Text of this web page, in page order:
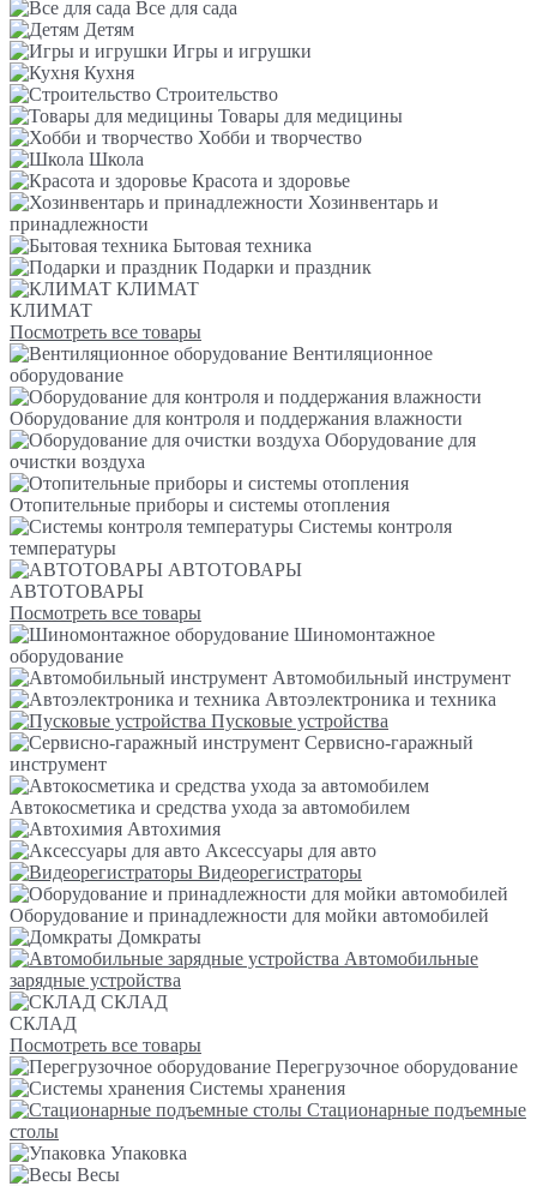
Все для сада
Детям
Игры и игрушки
Кухня
Строительство
Товары для медицины
Хобби и творчество
Школа
Красота и здоровье
Хозинвентарь и
принадлежности
Бытовая техника
Подарки и праздник
КЛИМАТ
КЛИМАТ
Посмотреть все товары
Вентиляционное
оборудование
Оборудование для контроля и поддержания влажности
Оборудование для
очистки воздуха
Отопительные приборы и системы отопления
Системы контроля
температуры
АВТОТОВАРЫ
АВТОТОВАРЫ
Посмотреть все товары
Шиномонтажное
оборудование
Автомобильный инструмент
Автоэлектроника и техника
Пусковые устройства
Сервисно-гаражный
инструмент
Автокосметика и средства ухода за автомобилем
Автохимия
Аксессуары для авто
Видеорегистраторы
Оборудование и принадлежности для мойки автомобилей
Домкраты
Автомобильные
зарядные устройства
СКЛАД
СКЛАД
Посмотреть все товары
Перегрузочное оборудование
Системы хранения
Стационарные подъемные
столы
Упаковка
Весы